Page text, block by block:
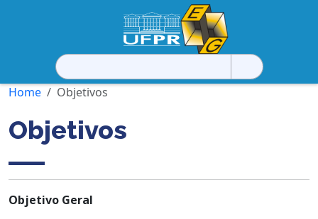
Pesquisar
por:
Home
Objetivos
Objetivos
Objetivo Geral